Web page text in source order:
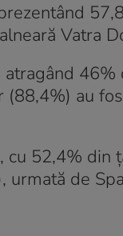
Vatra
au
52,4% din
de